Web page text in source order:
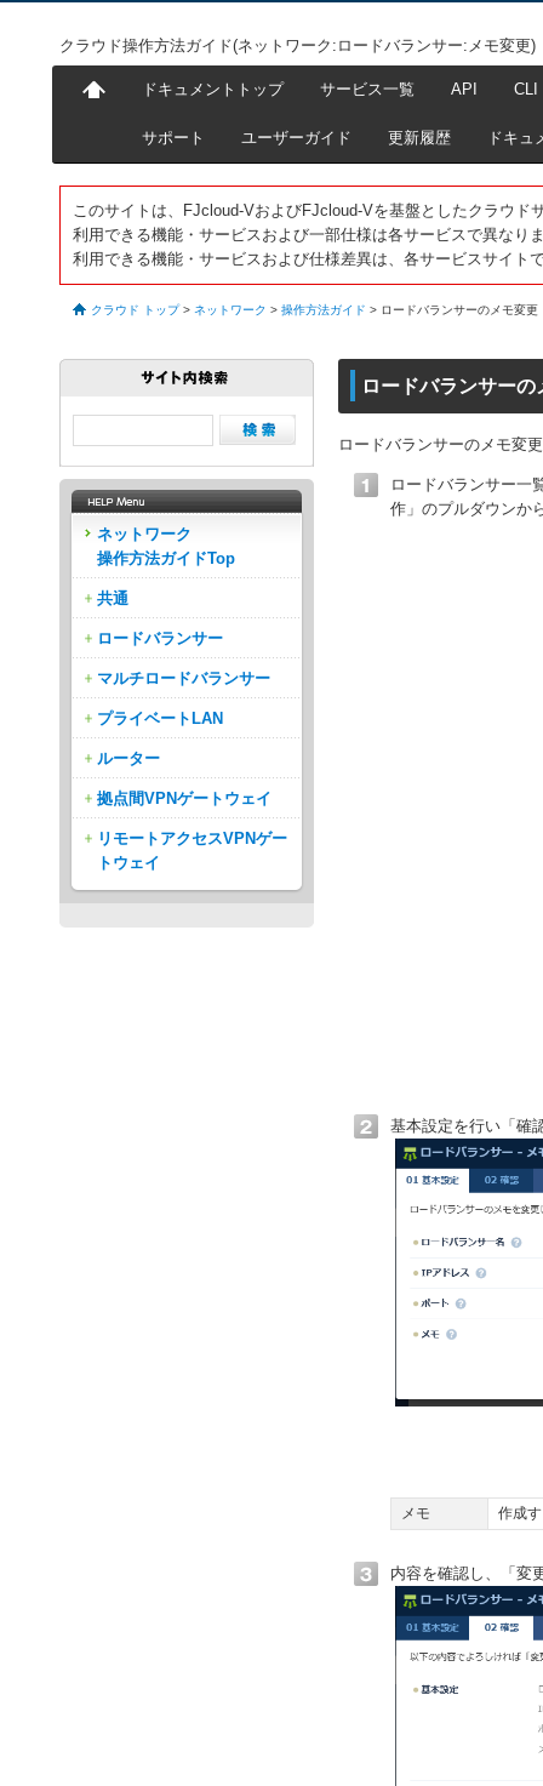
クラウド操作方法ガイド(ネットワーク:ロードバランサー:メモ変更)
ドキュメントトップ サービス一覧 API CLI
サポート ユーザーガイド 更新履歴 ドキュ
このサイトは、FJcloud-VおよびFJcloud-Vを基盤としたクラウド
利用できる機能・サービスおよび一部仕様は各サービスで異なり
利用できる機能・サービスおよび仕様差異は、各サービスサイト
クラウド トップ > ネットワーク > 操作方法ガイド > ロードバランサーのメモ変更
ロードバランサーの
ロードバランサーのメモ変
ロードバランサー一
作」のプルダウンか
基本設定を行い「確
メモ 作成
内容を確認し、「変
ネットワーク
操作方法ガイドTop
共通
ロードバランサー
マルチロードバランサー
プライベートLAN
ルーター
拠点間VPNゲートウェイ
リモートアクセスVPNゲー
トウェイ